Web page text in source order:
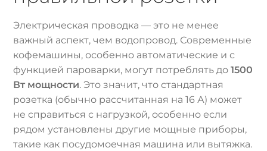
Электрическая проводка — это не менее
важный аспект, чем водопровод. Современные
кофемашины, особенно автоматические и с
функцией пароварки, могут потреблять до1500
Вт мощности. Это значит, что стандартная
розетка (обычно рассчитанная на 16 А) может
не справиться с нагрузкой, особенно если
рядом установлены другие мощные приборы,
такие как посудомоечная машина или вытяжка.